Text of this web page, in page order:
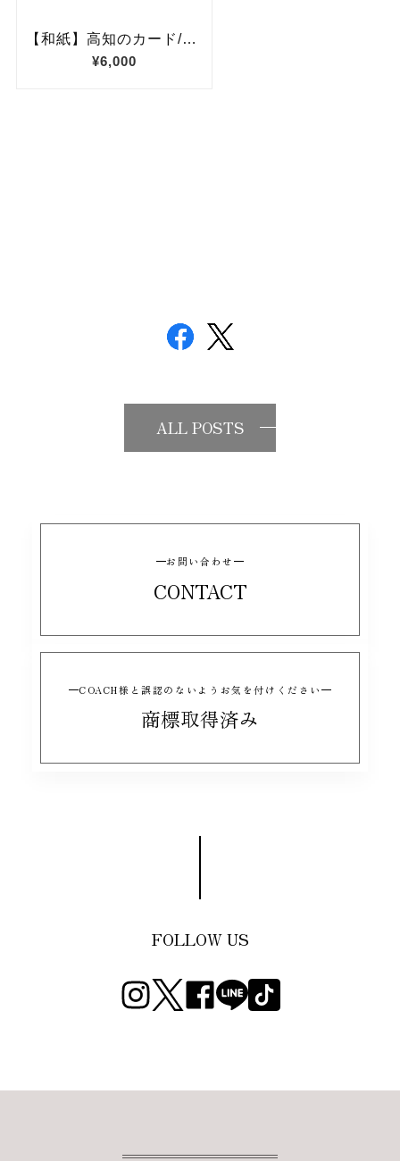
ALL POSTS
お問い合わせ
CONTACT
COACH様と誤認のないようお気を付けください
商標取得済み
FOLLOW US